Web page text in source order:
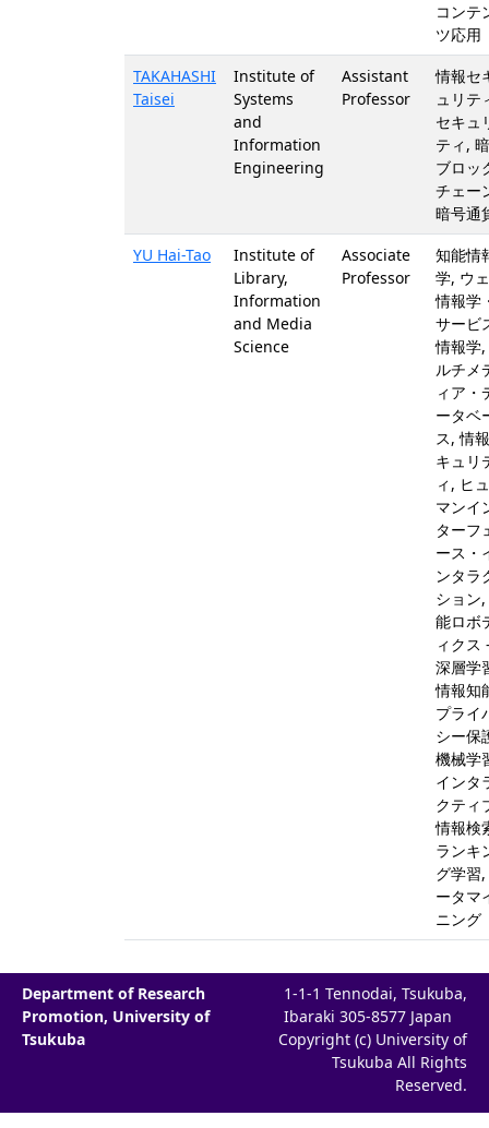
コンテ
ツ応用
TAKAHASHI
Taisei
Institute of
Systems
and
Information
Engineering
Assistant
Professor
情報セ
ュリテ
セキュ
ティ,
ブロッ
チェー
暗号通
YU Hai-Tao
Institute of
Library,
Information
and Media
Science
Associate
Professor
知能情
学, ウ
情報学
サービ
情報学
ルチメ
ィア・
ータベ
ス, 情
キュリ
ィ, ヒ
マンイ
ターフ
ース・
ンタラ
ション
能ロボ
ィクス
深層学
情報知
プライ
シー保
機械学
インタ
クティ
情報検
ランキ
グ学習
ータマ
ニング
Department of Research
Promotion, University of
Tsukuba
1-1-1 Tennodai, Tsukuba,
Ibaraki 305-8577 Japan
Copyright (c) University of
Tsukuba All Rights
Reserved.